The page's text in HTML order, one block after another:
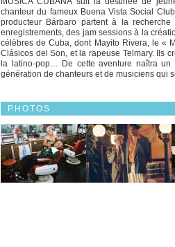
chanteur du fameux Buena Vista Social
producteur Bárbaro partent à la recherche
enregistrements, des jam sessions à la
célèbres de Cuba, dont Mayito Rivera, le «
Clásicos del Son, et la rapeuse Telmary. Ils
la latino-pop… De cette aventure naîtra
génération de chanteurs et de musiciens qui
PHOTOS